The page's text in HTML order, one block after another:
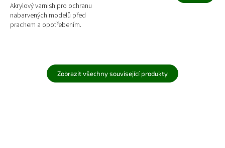
Akrylový varnish pro ochranu
nabarvených modelů před
prachem a opotřebením.
Zobrazit všechny související produkty